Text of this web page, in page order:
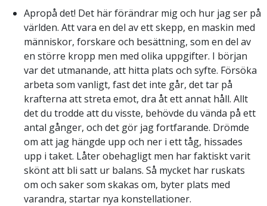
Apropå det! Det här förändrar mig och hur jag ser på
världen. Att vara en del av ett skepp, en maskin med
människor, forskare och besättning, som en del av
en större kropp men med olika uppgifter. I början
var det utmanande, att hitta plats och syfte. Försöka
arbeta som vanligt, fast det inte går, det tar på
krafterna att streta emot, dra åt ett annat håll. Allt
det du trodde att du visste, behövde du vända på ett
antal gånger, och det gör jag fortfarande. Drömde
om att jag hängde upp och ner i ett tåg, hissades
upp i taket. Låter obehagligt men har faktiskt varit
skönt att bli satt ur balans. Så mycket har ruskats
om och saker som skakas om, byter plats med
varandra, startar nya konstellationer.